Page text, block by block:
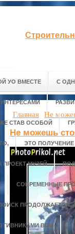
УО ВМЕСТЕ С
СТАВ ОСОБОЙ
ЭТО
МУЗЕЙ
СОВРЕМЕННЫЕ
ПРОДОЛЖАЕТСЯ,
ВСМ
Главная Не
Не можешь